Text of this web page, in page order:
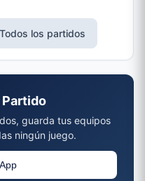
Todos los partidos
Partido
guarda tus equipos
ningún juego.